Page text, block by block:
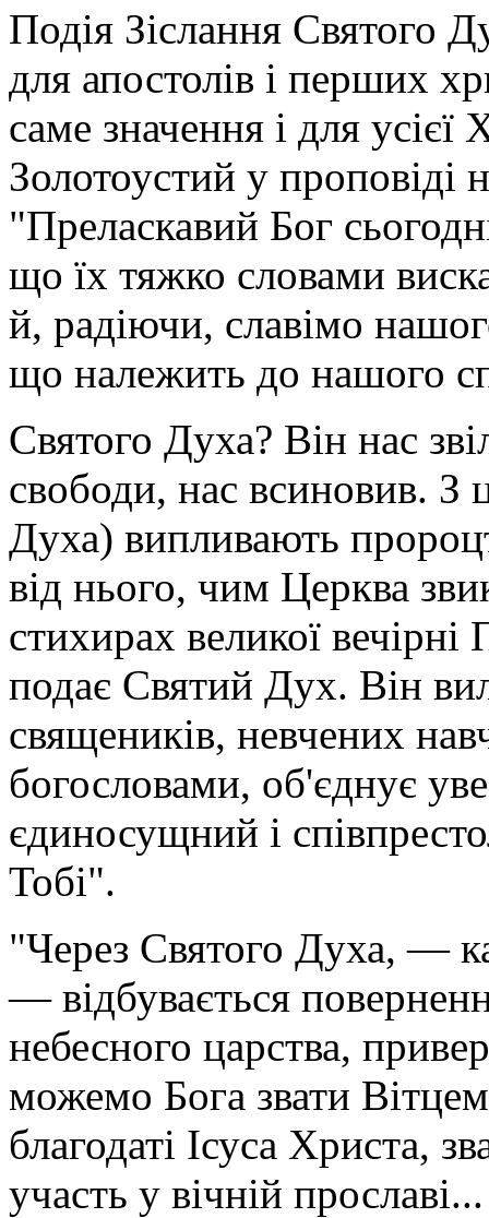
Подія Зіслання Святого
для апостолів і перших
саме значення і для
Золотоустий у проповіді
"Преласкавий Бог
що їх тяжко словами
й, радіючи, славімо
що належить до нашого
Святого Духа? Він нас
свободи, нас всиновив. З
Духа) випливають
від нього, чим Церква
стихирах великої
подає Святий Дух. Він
священиків, невчених
богословами, об'єднує
єдиносущний і
Тобі".
"Через Святого Духа, —
— відбувається
небесного царства,
можемо Бога звати
благодаті Ісуса Христа,
участь у вічній